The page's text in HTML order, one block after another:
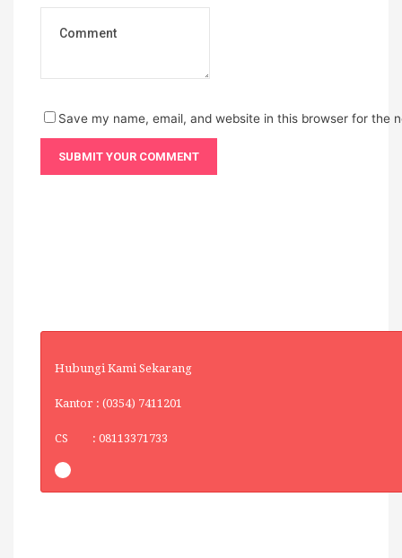
Save my name, email, and website in this browser for the
Hubungi Kami Sekarang
Kantor : (0354) 7411201
CS : 08113371733